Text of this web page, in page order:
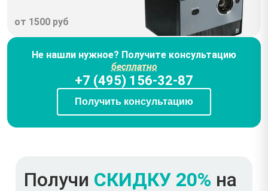
от 1500 руб
Не нашли нужное? Получите консультацию
бесплатно
+7 (495) 156-32-87
Получить консультацию
Получи СКИДКУ 20% на